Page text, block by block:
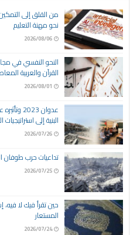
من القلق إلى
نحو مهنة التعليم
2026/08/06
النحو النفسي في
القرآن والعربية
2026/08/01
عدوان
البنية إلى
2026/07/26
تداعيات حرب طوفان
2026/07/25
حين تقرأ فيك لا
المستعار
2026/07/24